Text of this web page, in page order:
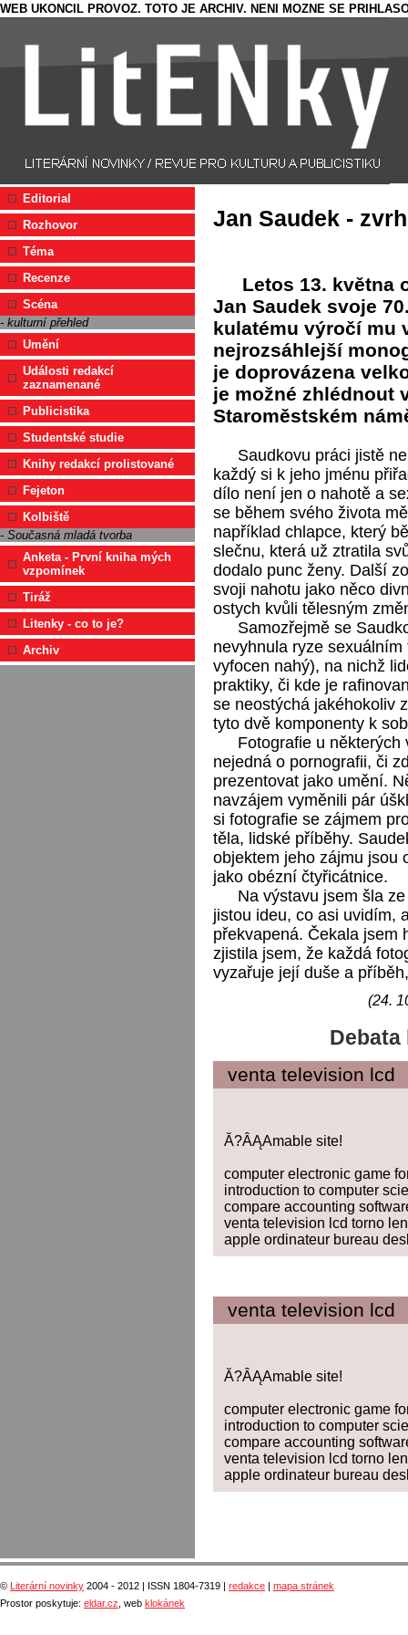
WEB UKONCIL PROVOZ. TOTO JE ARCHIV. NENI MOZNE SE
Editorial
Rozhovor
Téma
Recenze
Scéna
- kulturní přehled
Umění
Události redakcí
zaznamenané
Publicistika
Studentské studie
Knihy redakcí prolistované
Fejeton
Kolbiště
- Současná mladá tvorba
Anketa - První kniha mých
vzpomínek
Tiráž
Litenky - co to je?
Archiv
Jan Saudek -
Letos 13. května
Jan Saudek svoje
kulatému výročí mu
nejrozsáhlejší
je doprovázena
je možné zhlédnout
Staroměstském
Saudkovu práci jistě
každý si k jeho jménu
dílo není jen o nahotě a
se během svého života
například chlapce, který
slečnu, která už ztratila
dodalo punc ženy. Další
svoji nahotu jako něco
ostych kvůli tělesným
Samozřejmě se
nevyhnula ryze
vyfocen nahý), na nichž
praktiky, či kde je
se neostýchá jakéhokoliv
tyto dvě komponenty k
Fotografie u některých
nejedná o pornografii, či
prezentovat jako umění.
navzájem vyměnili pár
si fotografie se zájmem
těla, lidské příběhy.
objektem jeho zájmu jsou
jako obézní čtyřicátnice.
Na výstavu jsem šla
jistou ideu, co asi uvidím,
překvapená. Čekala jsem
zjistila jsem, že každá
vyzařuje její duše a
(24.
Debata
venta television lcd
Ă?ÂĄAmable site!
computer electronic game
introduction to computer
compare accounting
venta television lcd torno
apple ordinateur bureau
venta television lcd
Ă?ÂĄAmable site!
computer electronic game
introduction to computer
compare accounting
venta television lcd torno
apple ordinateur bureau
© Literární novinky 2004 - 2012 | ISSN 1804-7319 | redakce
mapa stránek
Prostor poskytuje: eldar.cz , web klokánek